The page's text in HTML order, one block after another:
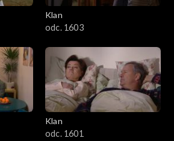
Klan
odc. 1603
Klan
odc. 1601